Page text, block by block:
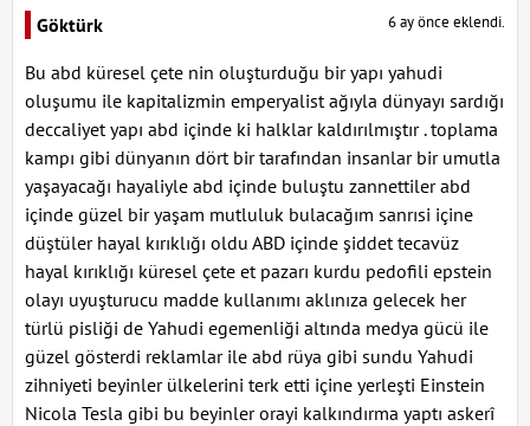
Göktürk 6 ay önce eklendi.
Bu abd küresel çete nin oluşturduğu bir yapı yahudi
oluşumu ile kapitalizmin emperyalist ağıyla dünyayı sardığı
deccaliyet yapı abd içinde ki halklar kaldırılmıştır . toplama
kampı gibi dünyanın dört bir tarafından insanlar bir umutla
yaşayacağı hayaliyle abd içinde buluştu zannettiler abd
içinde güzel bir yaşam mutluluk bulacağım sanrısi içine
düştüler hayal kırıklığı oldu ABD içinde şiddet tecavüz
hayal kırıklığı küresel çete et pazarı kurdu pedofili epstein
olayı uyuşturucu madde kullanımı aklınıza gelecek her
türlü pisliği de Yahudi egemenliği altında medya gücü ile
güzel gösterdi reklamlar ile abd rüya gibi sundu Yahudi
zihniyeti beyinler ülkelerini terk etti içine yerleşti Einstein
Nicola Tesla gibi bu beyinler orayi kalkındırma yaptı askerî